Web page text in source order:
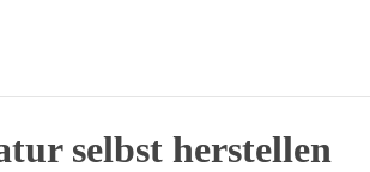
selbst herstellen